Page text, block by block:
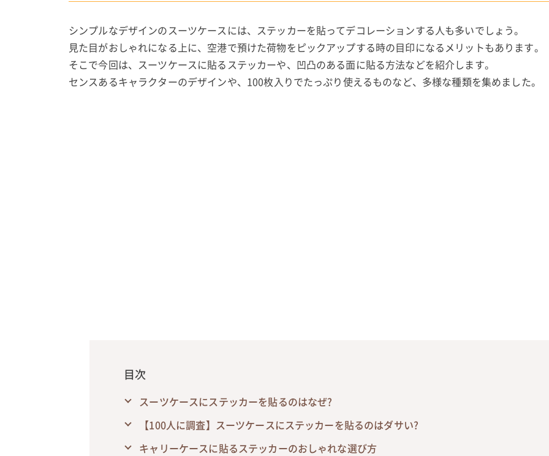
シンプルなデザインのスーツケースには、ステッカーを貼ってデコレーションする人も多いでしょう。
見た目がおしゃれになる上に、空港で預けた荷物をピックアップする時の目印になるメリットもあります。
そこで今回は、スーツケースに貼るステッカーや、凹凸のある面に貼る方法などを紹介します。
センスあるキャラクターのデザインや、100枚入りでたっぷり使えるものなど、多様な種類を集めました。
目次
スーツケースにステッカーを貼るのはなぜ?
【100人に調査】スーツケースにステッカーを貼るのはダサい?
キャリーケースに貼るステッカーのおしゃれな選び方